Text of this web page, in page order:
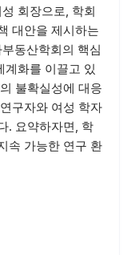
회장으로, 학회
대안을 제시하는
동산학회의 핵심
계화를 이끌고 있
불확실성에 대응
구자와 여성 학자
. 요약하자면, 학
속 가능한 연구 환